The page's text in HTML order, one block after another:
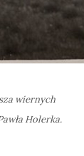
wiernych
Holerka.